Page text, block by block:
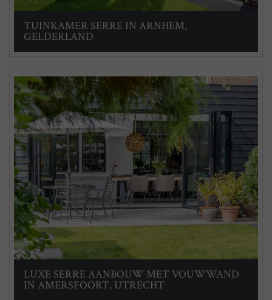
TUINKAMER SERRE IN ARNHEM,
GELDERLAND
LUXE SERRE AANBOUW MET VOUWWAND
IN AMERSFOORT, UTRECHT